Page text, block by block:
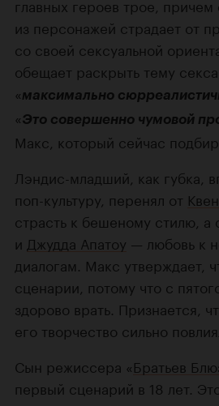
главных героев трое, причем
из персонажей страдает от
со своей сексуальной
обещает раскрыть тему
«максимально
«Это совершенно чумовой
Макс, который сейчас
Лэндис-младший, как губка,
поп-культуру, перенял от
страсть к бешеному стилю, а
и Джудда Апатоу — любовь к
диалогам. Макс утверждает,
сценарии, потому что с
здорово врать. Признается,
его творчество сильно
Сын режиссера «Братьев
первый сценарий в 18 лет.